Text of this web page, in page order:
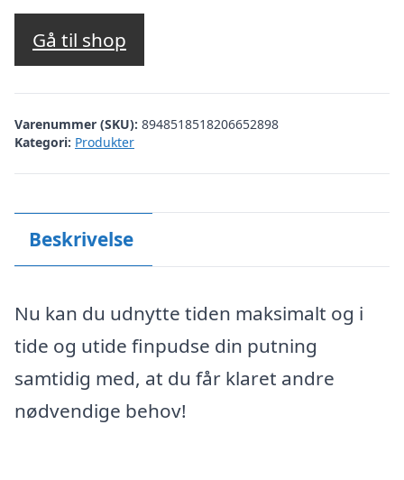
Gå til shop
Varenummer (SKU): 8948518518206652898
Kategori: Produkter
Beskrivelse
Nu kan du udnytte tiden maksimalt og i
tide og utide finpudse din putning
samtidig med, at du får klaret andre
nødvendige behov!